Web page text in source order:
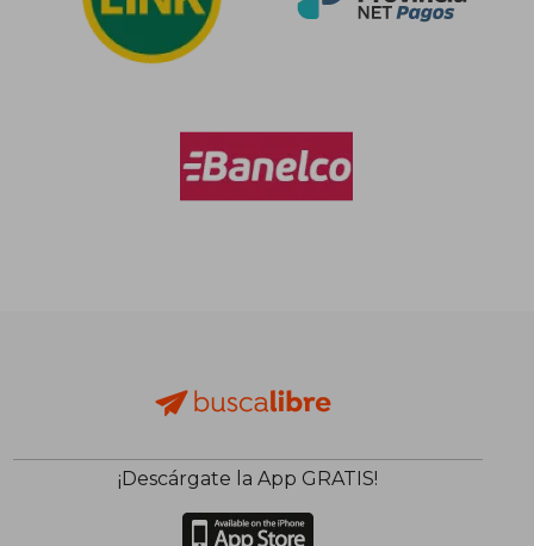
$ 68.657
¡Descárgate la App GRATIS!